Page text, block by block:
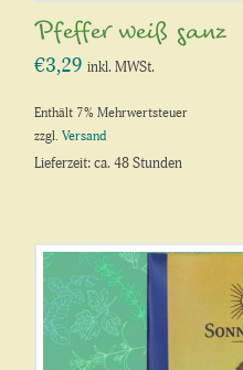
Pfeffer weiß ganz
€3,29 inkl. MWSt.
Enthält 7% Mehrwertsteuer
zzgl.Versand
Lieferzeit: ca. 48 Stunden